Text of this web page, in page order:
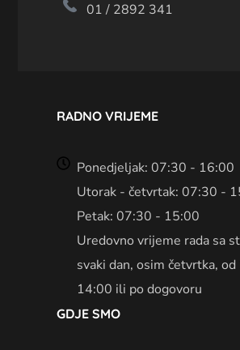
01 / 2892 341
RADNO VRIJEME
Ponedjeljak: 07:30 - 16:00
Utorak - četvrtak: 07:30 -
Petak: 07:30 - 15:00
Uredovno vrijeme rada sa
svaki dan, osim četvrtka,
14:00 ili po dogovoru
GDJE SMO